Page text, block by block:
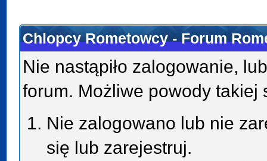
Chlopcy Rometowcy - Forum
Nie nastąpiło zalogowanie,
forum. Możliwe powody takiej
Nie zalogowano lub nie
się lub zarejestruj.